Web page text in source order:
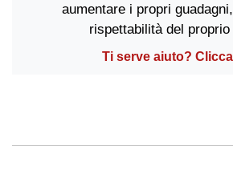
aumentare i propri
rispettabilità del proprio
Ti serve aiuto? Clicca